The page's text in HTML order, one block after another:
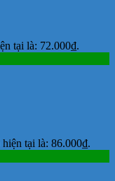
tại là: 72.000₫.
hiện tại là: 86.000₫.